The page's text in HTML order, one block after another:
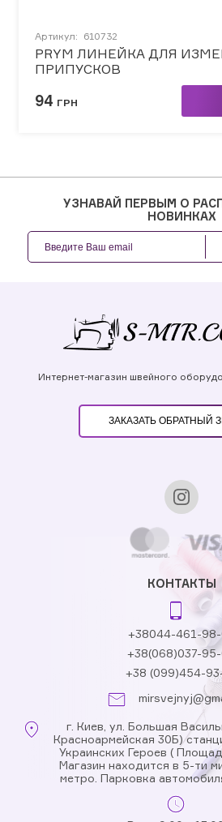
Артикул: 610732
PRYM ЛИНЕЙКА ДЛЯ
ПРИПУСКОВ
94 ГРН
УЗНАВАЙ ПЕРВЫМ О
НОВИНКАХ
Интернет-магазин швейного
ЗАКАЗАТЬ ОБРАТНЫЙ
КОНТАКТЫ
+38044-461-
+38(068)037-
+38 (099)454-
г. Киев, ул. Большая
Красноармейская 30Б)
Украинских Героев (
Магазин находится в 5-ти
метро. Парковка